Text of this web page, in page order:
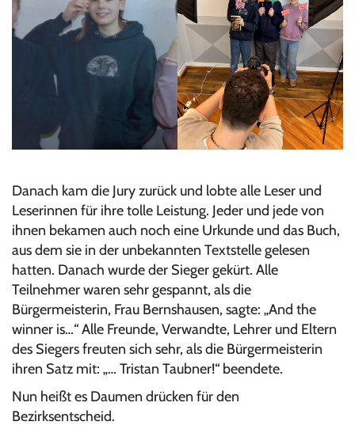
Danach kam die Jury zurück und lobte alle Leser und
Leserinnen für ihre tolle Leistung. Jeder und jede von
ihnen bekamen auch noch eine Urkunde und das Buch,
aus dem sie in der unbekannten Textstelle gelesen
hatten. Danach wurde der Sieger gekürt. Alle
Teilnehmer waren sehr gespannt, als die
Bürgermeisterin, Frau Bernshausen, sagte: „And the
winner is…“ Alle Freunde, Verwandte, Lehrer und Eltern
des Siegers freuten sich sehr, als die Bürgermeisterin
ihren Satz mit: „… Tristan Taubner!“ beendete.
Nun heißt es Daumen drücken für den
Bezirksentscheid.